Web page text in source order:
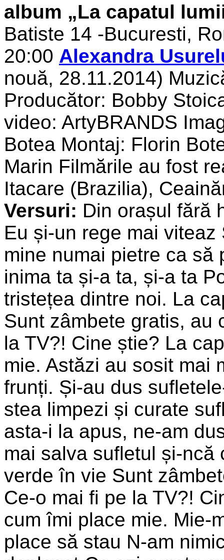
album „La capatul
Batiste 14 -Bucuresti,
20:00 Alexandra
nouă, 28.11.2014)
Producător: Bobby
video: ArtyBRANDS
Botea Montaj: Florin
Marin Filmările au fost
Itacare (Brazilia),
Versuri: Din orașul fără
Eu și-un rege mai
mine numai pietre ca să
inima ta și-a ta, și-a ta
tristețea dintre noi. La
Sunt zâmbete gratis, au
la TV?! Cine știe? La
mie. Astăzi au sosit mai
frunți. Și-au dus
stea limpezi și curate
asta-i la apus, ne-am
mai salva sufletul și-ncă
verde în vie Sunt
Ce-o mai fi pe la TV?!
cum îmi place mie. Mie-
place să stau N-am